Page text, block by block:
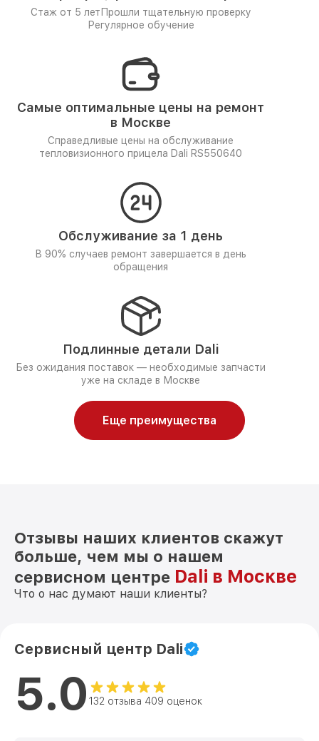
Стаж от 5 лет Прошли тщательную проверку
Регулярное обучение
Самые оптимальные цены на ремонт
в Москве
Справедливые цены на обслуживание
тепловизионного прицела Dali RS550640
Обслуживание за 1 день
В 90% случаев ремонт завершается в день
обращения
Подлинные детали Dali
Без ожидания поставок — необходимые запчасти
уже на складе в Москве
Еще преимущества
Отзывы наших клиентов скажут
больше, чем мы о нашем
сервисном центре Dali в Москве
Что о нас думают наши клиенты?
Сервисный центр Dali
5.0 132 отзыва 409 оценок